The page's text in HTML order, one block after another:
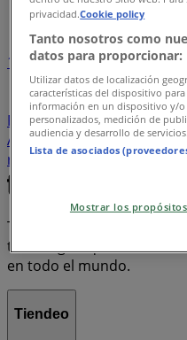
Índice de ofertas
1
Supermercados
Farmacias y Salud
Accesorios
Electrónica
refrigeradores
lavadoras
Tiendeo forma parte de
tecnológica que está
en todo el mundo.
Tiendeo
privacidad.Cookie policy
Tanto nosotros como
datos para proporcionar:
Utilizar datos de localización
características del dispositivo
información en un dispositivo y/
personalizados, medición de
audiencia y desarrollo de servicios.
Lista de asociados
Mostrar los propósitos